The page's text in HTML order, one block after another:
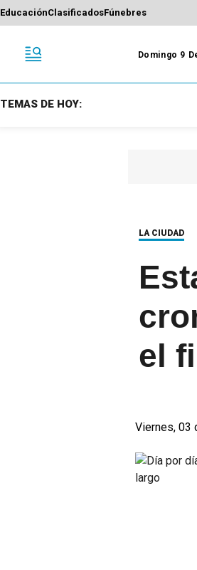
EducaciónClasificadosFúnebres
Domingo 9
TEMAS DE HOY:
LA CIUDAD
el
Viernes, 03